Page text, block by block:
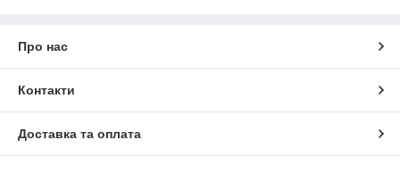
Про нас
Контакти
Доставка та оплата